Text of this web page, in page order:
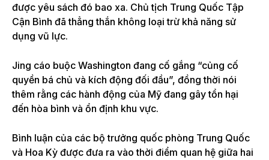
được yêu sách đó bao xa. Chủ tịch Trung Quốc Tập
Cận Bình đã thẳng thắn không loại trừ khả năng sử
dụng vũ lực.
Jing cáo buộc Washington đang cố gắng “củng cố
quyền bá chủ và kích động đối đầu”, đồng thời nói
thêm rằng các hành động của Mỹ đang gây tổn hại
đến hòa bình và ổn định khu vực.
Bình luận của các bộ trưởng quốc phòng Trung Quốc
và Hoa Kỳ được đưa ra vào thời điểm quan hệ giữa hai